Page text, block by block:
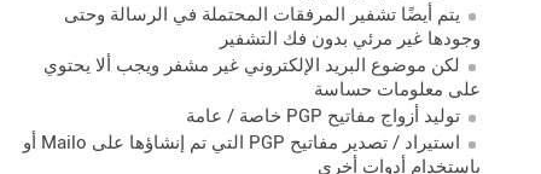
يتم أيضًا تشفير المرفقات المحتملة في الرسالة وحتى
وجودها غير مرئي بدون فك التشفير
لكن موضوع البريد الإلكتروني غير مشفر ويجب ألا يحتوي
على معلومات حساسة
توليد أزواج مفاتيح PGP خاصة / عامة
استيراد / تصدير مفاتيح PGP التي تم إنشاؤها على Mailo أو
باستخدام أدوات أخرى